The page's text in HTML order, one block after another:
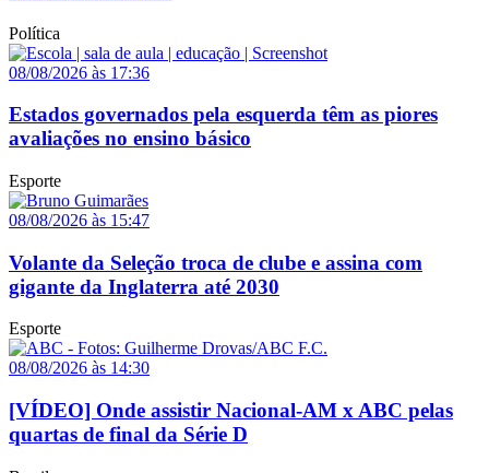
Política
08/08/2026 às 17:36
Estados governados pela esquerda têm as piores
avaliações no ensino básico
Esporte
08/08/2026 às 15:47
Volante da Seleção troca de clube e assina com
gigante da Inglaterra até 2030
Esporte
08/08/2026 às 14:30
[VÍDEO] Onde assistir Nacional-AM x ABC pelas
quartas de final da Série D